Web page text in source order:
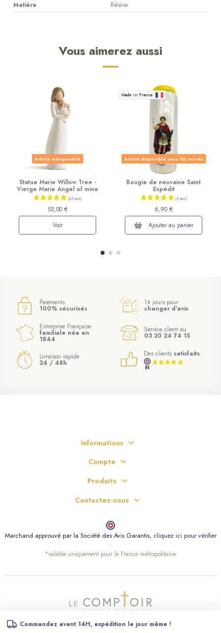
Commandez avant 14H, expédition le jour même !
Matière
Résine
Vous aimerez aussi
Article indisponible
Statue Marie Willow Tree -
Vierge Marie Angel of mine
52,00 €
Voir
Made in France
Article disponible sous 10j ouvrés
Bougie de neuvaine Saint
Expédit
6,90 €
Ajouter au panier
Paiements
100% sécurisés
14 jours pour
changer d’avis
Entreprise Française
familiale née en
1844
Service client au
03 20 24 74 15
Livraison rapide
24 / 48h
Des clients satisfaits
Informations
Compte
Produits
Contactez-nous
Marchand approuvé par la Société des Avis Garantis, cliquez ici pour vérifier
.
*valable uniquement pour la France métropolitaine